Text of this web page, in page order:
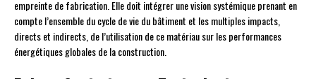
empreinte de fabrication. Elle doit intégrer une vision systémique prenant en
compte l’ensemble du cycle de vie du bâtiment et les multiples impacts,
directs et indirects, de l’utilisation de ce matériau sur les performances
énergétiques globales de la construction.